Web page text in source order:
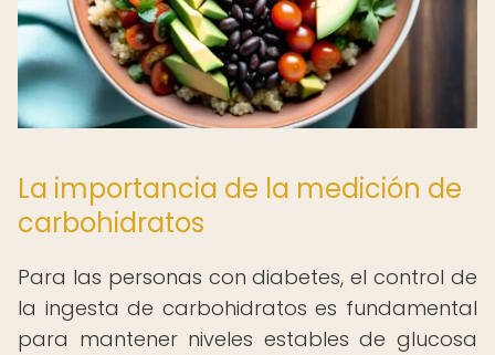
La importancia de la medición de
carbohidratos
Para las personas con diabetes, el control de
la ingesta de carbohidratos es fundamental
para mantener niveles estables de glucosa